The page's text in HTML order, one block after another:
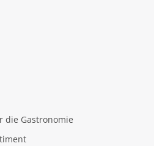
die Gastronomie